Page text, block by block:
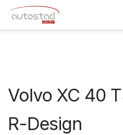
Volvo XC 40
R-Design